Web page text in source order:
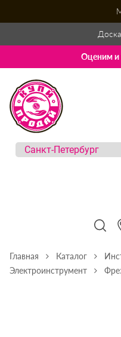
Оценим и
Главная Каталог
Электроинструмент